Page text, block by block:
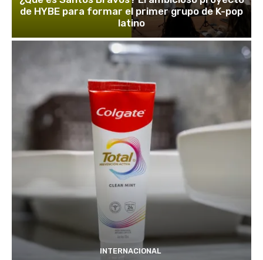
de HYBE para formar el primer grupo de K-pop
latino
INTERNACIONAL